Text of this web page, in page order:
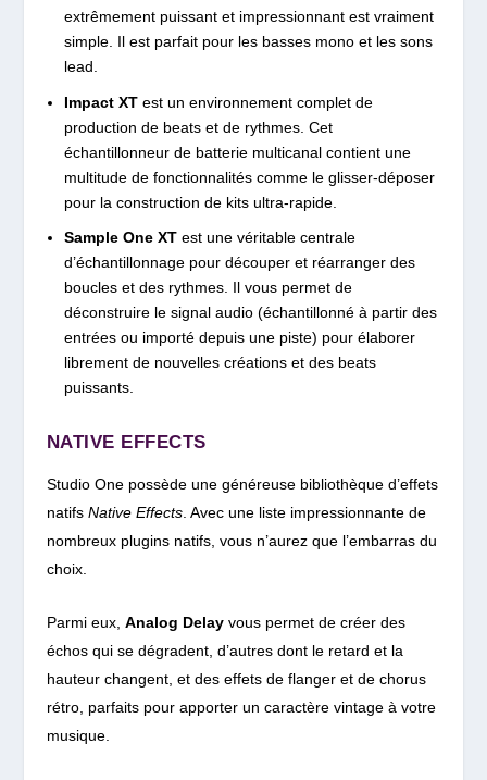
extrêmement puissant et impressionnant est vraiment
simple. Il est parfait pour les basses mono et les sons
lead.
Impact XTest un environnement complet de
production de beats et de rythmes. Cet
échantillonneur de batterie multicanal contient une
multitude de fonctionnalités comme le glisser-déposer
pour la construction de kits ultra-rapide.
Sample One XTest une véritable centrale
d’échantillonnage pour découper et réarranger des
boucles et des rythmes. Il vous permet de
déconstruire le signal audio (échantillonné à partir des
entrées ou importé depuis une piste) pour élaborer
librement de nouvelles créations et des beats
puissants.
NATIVE EFFECTS
Studio One possède une généreuse bibliothèque d’effets
natifs Native Effects. Avec une liste impressionnante de
nombreux plugins natifs, vous n’aurez que l’embarras du
choix.
Parmi eux, Analog Delayvous permet de créer des
échos qui se dégradent, d’autres dont le retard et la
hauteur changent, et des effets de flanger et de chorus
rétro, parfaits pour apporter un caractère vintage à votre
musique.